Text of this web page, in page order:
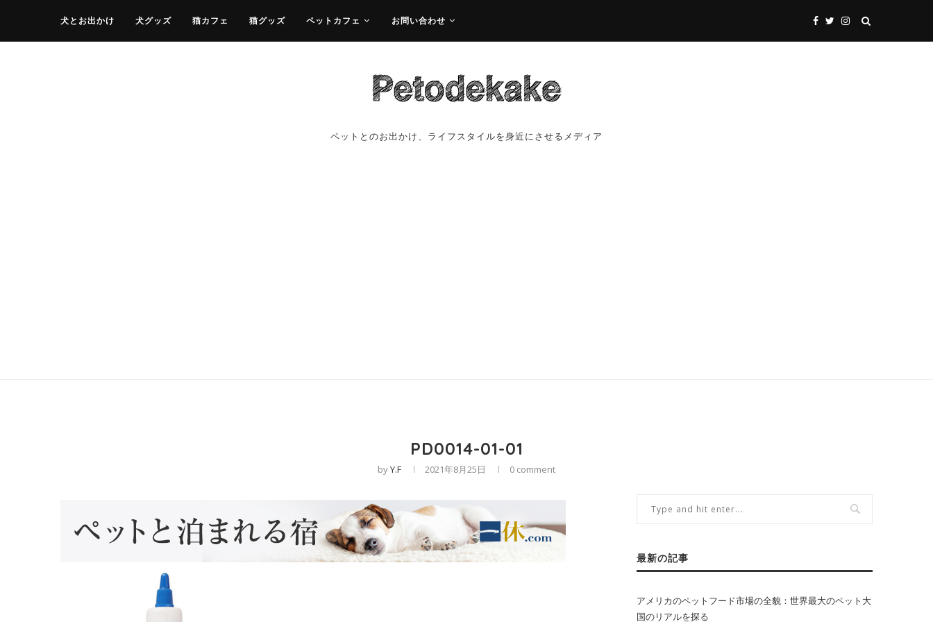
犬とお出かけ 犬グッズ 猫カフェ 猫グッズ ペットカフェ お問い合わせ
ペットとのお出かけ、ライフスタイルを身近にさせるメディア
PD0014-01-01
byY.F 2021年8月25日 0 comment
最新の記事
アメリカのペットフード市場の全貌：世界最大のペット大
国のリアルを探る